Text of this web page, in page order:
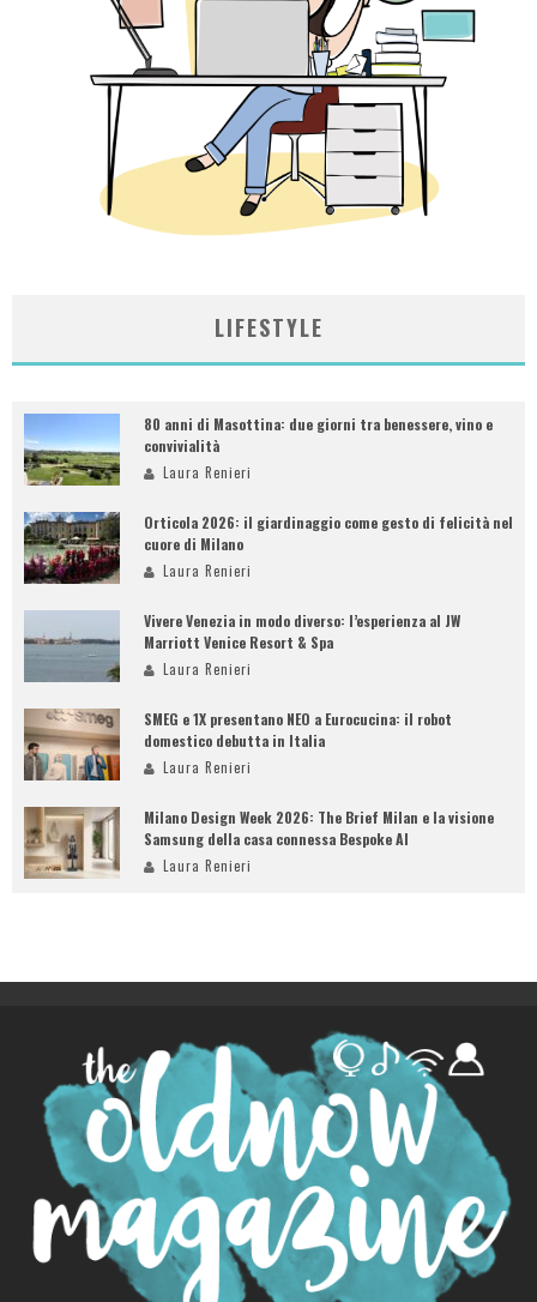
LIFESTYLE
80 anni di Masottina: due giorni tra benessere, vino e
convivialità
Laura Renieri
Orticola 2026: il giardinaggio come gesto di felicità nel
cuore di Milano
Laura Renieri
Vivere Venezia in modo diverso: l’esperienza al JW
Marriott Venice Resort & Spa
Laura Renieri
SMEG e 1X presentano NEO a Eurocucina: il robot
domestico debutta in Italia
Laura Renieri
Milano Design Week 2026: The Brief Milan e la visione
Samsung della casa connessa Bespoke AI
Laura Renieri